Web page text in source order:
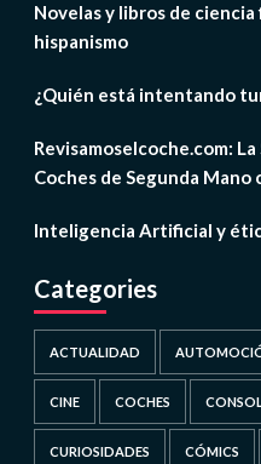
Novelas y libros de
hispanismo
¿Quién está intentando
Revisamoselcoche.com:
Coches de Segunda Mano
Inteligencia Artificial y
Categories
ACTUALIDAD
CINE COCHES
CURIOSIDADES CÓMICS